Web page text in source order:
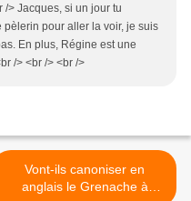
/> Jacques, si un jour tu
pour aller la voir, je suis
En plus, Régine est une
/> <br /> <br />
Vont-ils canoniser en
anglais le Grenache à